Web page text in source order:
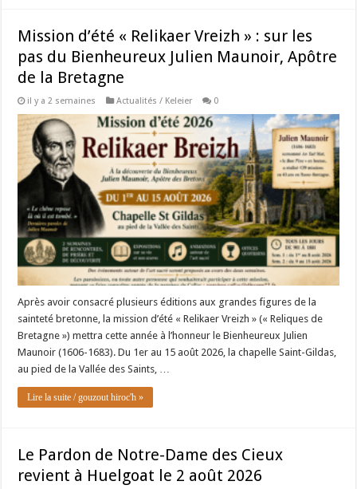
Mission d’été « Relikaer Vreizh » : sur les
pas du Bienheureux Julien Maunoir, Apôtre
de la Bretagne
il y a 2 semaines Actualités / Keleier 0
Après avoir consacré plusieurs éditions aux grandes figures de la
sainteté bretonne, la mission d’été « Relikaer Vreizh » (« Reliques de
Bretagne ») mettra cette année à l’honneur le Bienheureux Julien
Maunoir (1606-1683). Du 1er au 15 août 2026, la chapelle Saint-Gildas,
au pied de la Vallée des Saints, …
Lire la suite / gouzout hiroc'h »
Le Pardon de Notre-Dame des Cieux
revient à Huelgoat le 2 août 2026